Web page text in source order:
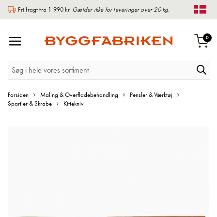
Fri fragt fra 1 990 kr. Gælder ikke for leveringer over 20 kg.
0
Forsiden Maling & Overfladebehandling
Pensler & Værktøj
Spartler & Skrabe
Kittekniv